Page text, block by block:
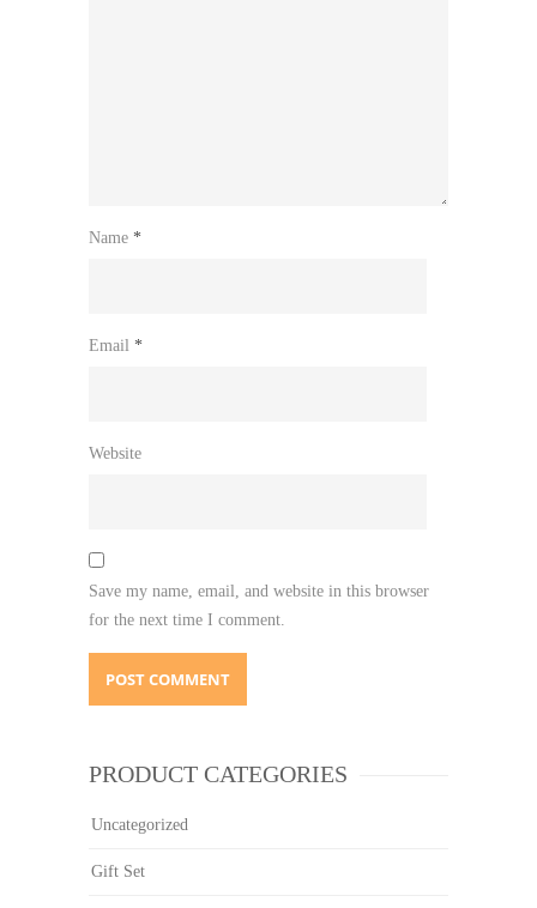
Name *
Email *
Website
Save my name, email, and website in this browser
for the next time I comment.
PRODUCT CATEGORIES
Uncategorized
Gift Set